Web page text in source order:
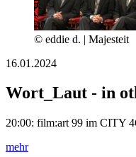
© eddie d. | Majesteit
16.01.2024
Wort_Laut - in
20:00: film:art 99 im CITY
mehr